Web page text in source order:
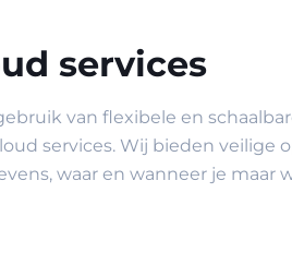
services
van flexibele en
services. Wij bieden veilige
waar en wanneer je maar